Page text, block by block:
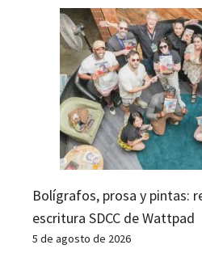
Bolígrafos, prosa y pintas:
escritura SDCC de Wattpad
5 de agosto de 2026